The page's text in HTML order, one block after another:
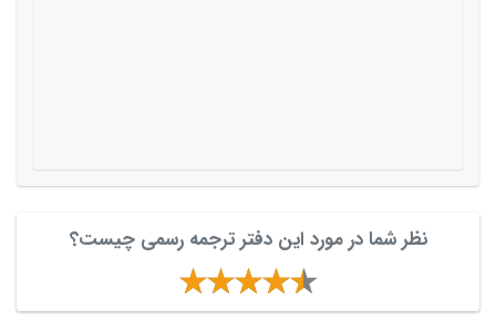
نظر شما در مورد این دفتر ترجمه رسمی چیست؟